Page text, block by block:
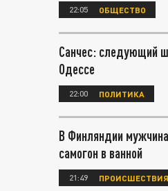
22:05 ОБЩЕСТВО
Санчес: следующий
Одессе
22:00 ПОЛИТИКА
В Финляндии
самогон в ванной
21:49 ПРОИСШЕСТВИЯ